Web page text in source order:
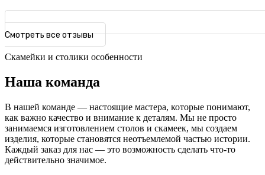
Смотреть все отзывы
Скамейки и столики особенности
Наша команда
В нашей команде — настоящие мастера, которые понимают,
как важно качество и внимание к деталям. Мы не просто
занимаемся изготовлением столов и скамеек, мы создаем
изделия, которые становятся неотъемлемой частью истории.
Каждый заказ для нас — это возможность сделать что-то
действительно значимое.